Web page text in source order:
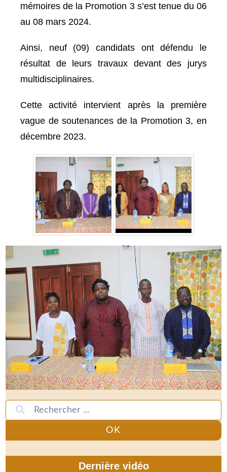
mémoires de la Promotion 3 s’est tenue du 06
au 08 mars 2024.
Ainsi, neuf (09) candidats ont défendu le
résultat de leurs travaux devant des jurys
multidisciplinaires.
Cette activité intervient après la première
vague de soutenances de la Promotion 3, en
décembre 2023.
OK
Dernière vidéo